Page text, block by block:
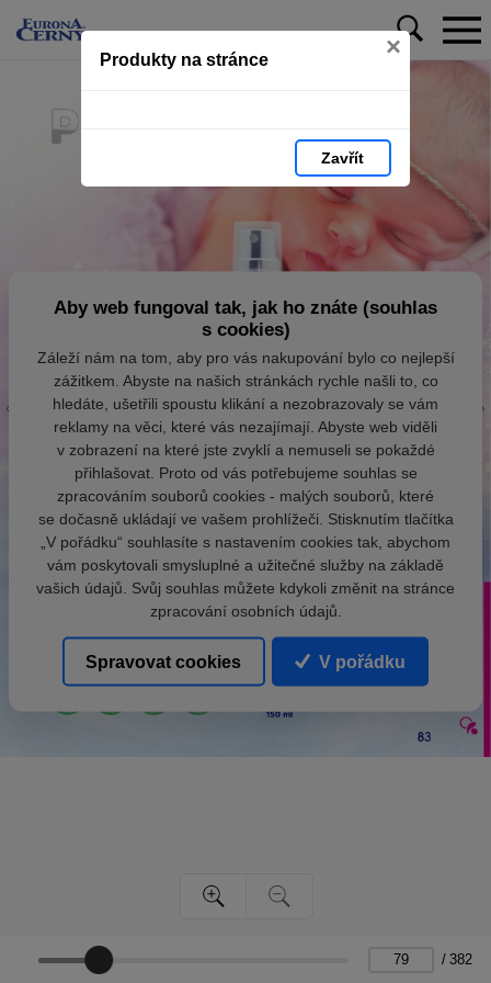
Produkty na stránce ×
Zavřít
/ 382
Aby web fungoval tak, jak ho znáte (souhlas
s cookies)
Záleží nám na tom, aby pro vás nakupování bylo co nejlepší
zážitkem. Abyste na našich stránkách rychle našli to, co
hledáte, ušetřili spoustu klikání a nezobrazovaly se vám
reklamy na věci, které vás nezajímají. Abyste web viděli
v zobrazení na které jste zvyklí a nemuseli se pokaždé
přihlašovat. Proto od vás potřebujeme souhlas se
zpracováním souborů cookies - malých souborů, které
se dočasně ukládají ve vašem prohlížeči. Stisknutím tlačítka
„V pořádku“ souhlasíte s nastavením cookies tak, abychom
vám poskytovali smysluplné a užitečné služby na základě
vašich údajů. Svůj souhlas můžete kdykoli změnit na stránce
zpracování osobních údajů.
Spravovat cookies V pořádku